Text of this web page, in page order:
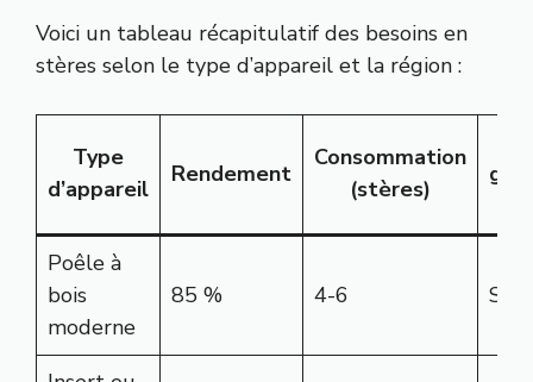
Voici un tableau récapitulatif des besoins en
stères selon le type d’appareil et la région :
Type
d’appareil
Rendement
Consommation
(stères)
Poêle à
bois
moderne
85 % 4-6 Sud